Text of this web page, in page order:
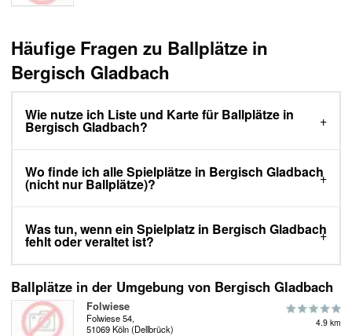
Häufige Fragen zu Ballplätze in
Bergisch Gladbach
Wie nutze ich Liste und Karte für Ballplätze in
Bergisch Gladbach?
Wo finde ich alle Spielplätze in Bergisch Gladbach
(nicht nur Ballplätze)?
Was tun, wenn ein Spielplatz in Bergisch Gladbach
fehlt oder veraltet ist?
Ballplätze in der Umgebung von Bergisch Gladbach
Folwiese
Folwiese 54,
51069 Köln (Dellbrück)
4.9 km